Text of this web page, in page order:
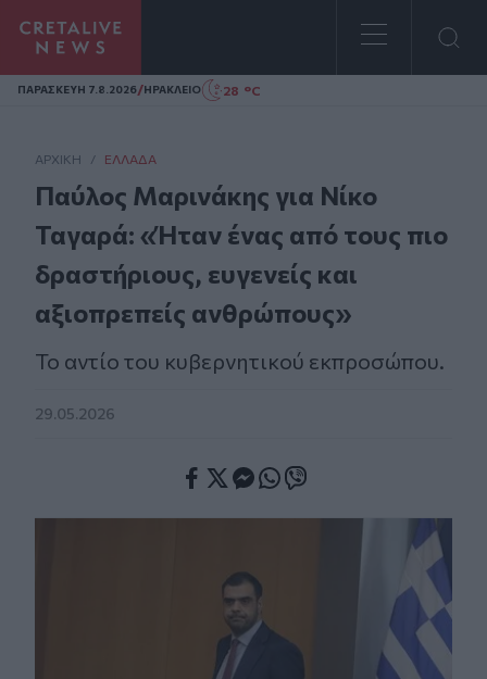
Homepage
ΠΑΡΑΣΚΕΥΗ 7.8.2026/ΗΡΑΚΛΕΙΟ 28 °C
ΑΡΧΙΚΗ / ΕΛΛΆΔΑ
Παύλος Μαρινάκης για Νίκο
Ταγαρά: «Ήταν ένας από τους πιο
δραστήριους, ευγενείς και
αξιοπρεπείς ανθρώπους»
Το αντίο του κυβερνητικού εκπροσώπου.
29.05.2026